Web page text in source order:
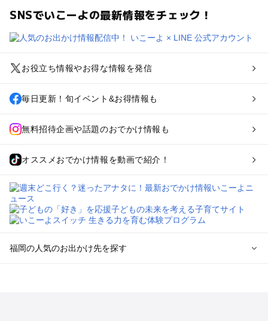
SNSでいこーよの最新情報をチェック！
お役立ち情報やお得な情報を発信
毎日更新！旬イベント&お得情報も
無料招待企画や話題のおでかけ情報も
オススメおでかけ情報を動画で紹介！
福岡の人気のお出かけ先を探す